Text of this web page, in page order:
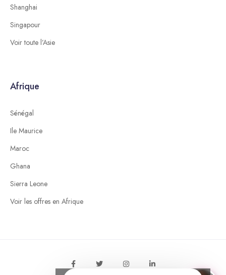
Shanghai
Singapour
Voir toute l’Asie
Afrique
Sénégal
Ile Maurice
Maroc
Ghana
Sierra Leone
Voir les offres en Afrique